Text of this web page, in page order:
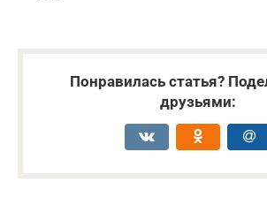
Понравилась статья?
друзьями: